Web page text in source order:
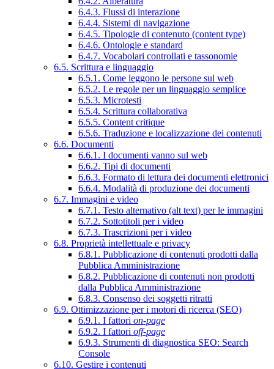
6.4.3. Flussi di interazione
6.4.4. Sistemi di navigazione
6.4.5. Tipologie di contenuto (content type)
6.4.6. Ontologie e standard
6.4.7. Vocabolari controllati e tassonomie
6.5. Scrittura e linguaggio
6.5.1. Come leggono le persone sul web
6.5.2. Le regole per un linguaggio semplice
6.5.3. Microtesti
6.5.4. Scrittura collaborativa
6.5.5. Content critique
6.5.6. Traduzione e localizzazione dei contenuti
6.6. Documenti
6.6.1. I documenti vanno sul web
6.6.2. Tipi di documenti
6.6.3. Formato di lettura dei documenti elettronici
6.6.4. Modalità di produzione dei documenti
6.7. Immagini e video
6.7.1. Testo alternativo (alt text) per le immagini
6.7.2. Sottotitoli per i video
6.7.3. Trascrizioni per i video
6.8. Proprietà intellettuale e privacy
6.8.1. Pubblicazione di contenuti prodotti dalla
Pubblica Amministrazione
6.8.2. Pubblicazione di contenuti non prodotti
dalla Pubblica Amministrazione
6.8.3. Consenso dei soggetti ritratti
6.9. Ottimizzazione per i motori di ricerca (SEO)
6.9.1. I fattori on-page
6.9.2. I fattori off-page
6.9.3. Strumenti di diagnostica SEO: Search
Console
6.10. Gestire i contenuti